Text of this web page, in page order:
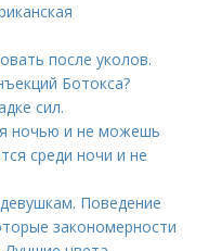
после уколов.
Ботокса?
сил.
ночью и не можешь
среди ночи и не
Поведение
закономерности